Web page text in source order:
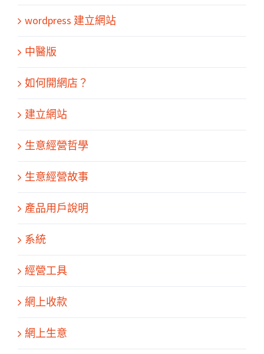
wordpress 建立網站
中醫版
如何開網店？
建立網站
生意經營哲學
生意經營故事
產品用戶說明
系統
經營工具
網上收款
網上生意